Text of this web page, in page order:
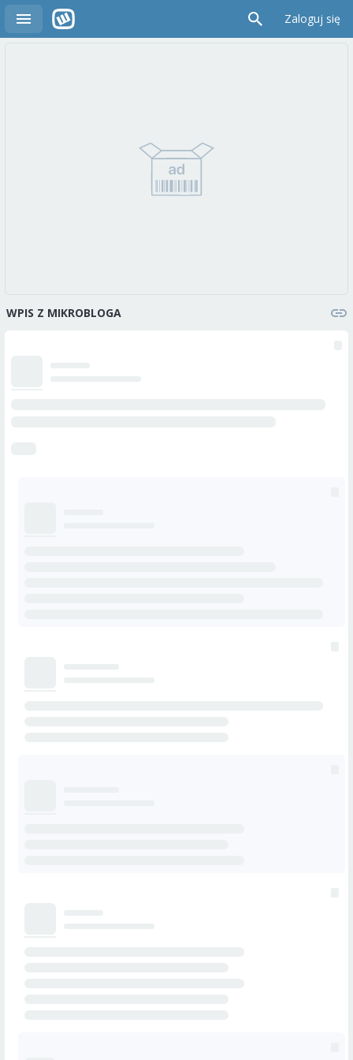
Zaloguj się
WPIS Z MIKROBLOGA